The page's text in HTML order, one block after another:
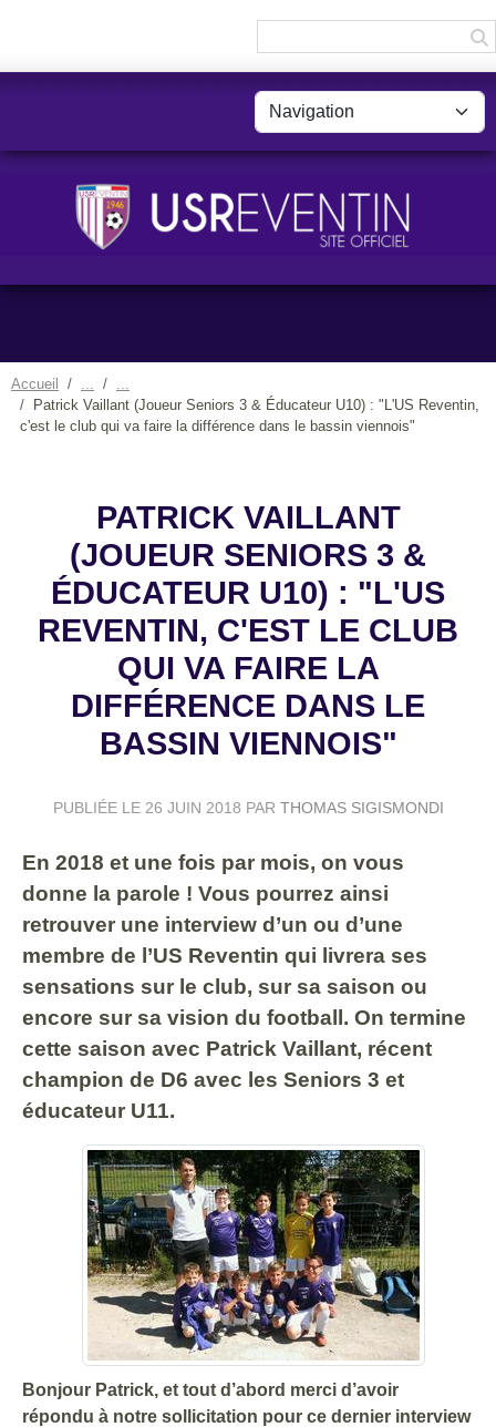
Accueil
Patrick Vaillant (Joueur Seniors 3 & Éducateur U10) : "L'US Reventin,
c'est le club qui va faire la différence dans le bassin viennois"
PATRICK VAILLANT
(JOUEUR SENIORS 3 &
ÉDUCATEUR U10) : "L'US
REVENTIN, C'EST LE CLUB
QUI VA FAIRE LA
DIFFÉRENCE DANS LE
BASSIN VIENNOIS"
PUBLIÉE LE 26 JUIN 2018 PAR THOMAS SIGISMONDI
En 2018 et une fois par mois, on vous
donne la parole ! Vous pourrez ainsi
retrouver une interview d’un ou d’une
membre de l’US Reventin qui livrera ses
sensations sur le club, sur sa saison ou
encore sur sa vision du football. On termine
cette saison avec Patrick Vaillant, récent
champion de D6 avec les Seniors 3 et
éducateur U11.
Bonjour Patrick, et tout d’abord merci d’avoir
répondu à notre sollicitation pour ce dernier interview